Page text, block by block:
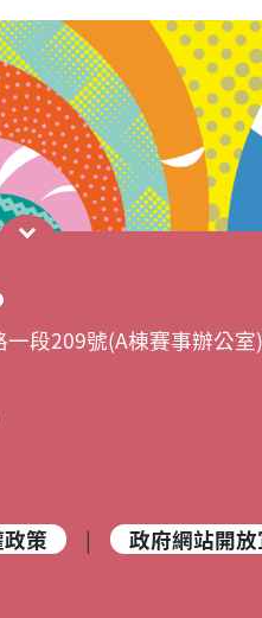
段209號(A棟賽事辦公室)
策 | 政府網站開